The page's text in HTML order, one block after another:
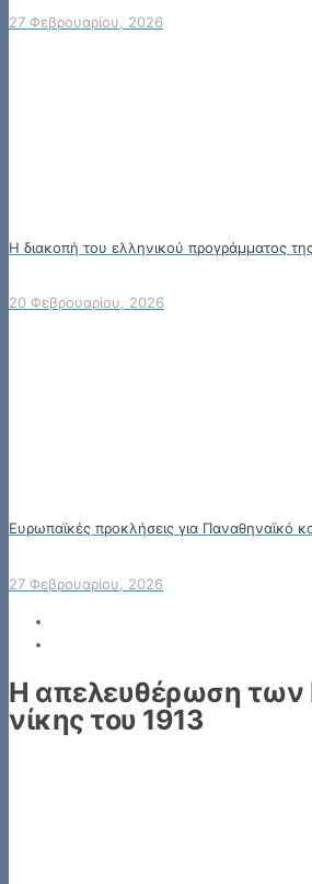
27 Φεβρουαρίου, 2026
Η διακοπή του ελληνικού προγράμματος
20 Φεβρουαρίου, 2026
Ευρωπαϊκές προκλήσεις για Παναθηναϊκό
27 Φεβρουαρίου, 2026
Η απελευθέρωση των
νίκης του 1913